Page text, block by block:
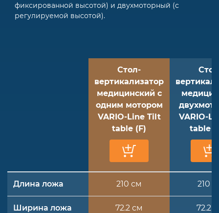
фиксированной высотой) и двухмоторный (с
регулируемой высотой).
Стол-
вертикализатор
медицинский с
одним мотором
VARIO-Line Tilt
table (F)
VARIO-
table
Длина ложа 210 см 210
Ширина ложа 72.2 см 72.2